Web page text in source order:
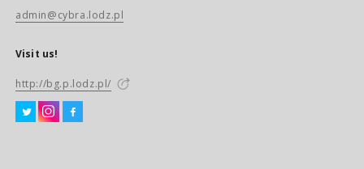
admin@cybra.lodz.pl
Visit us!
http://bg.p.lodz.pl/